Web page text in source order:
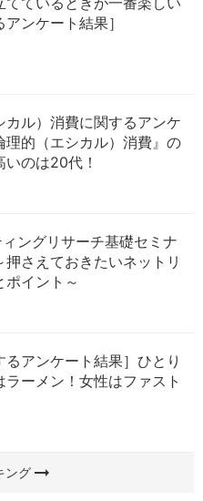
アンケート結果］
カル）消費に関するアンケ
理的（エシカル）消費』の
のは20代！
ングリサーチ基礎セミナ
さえておきたいネットリ
ポイント～
るアンケート結果］ひとり
ラーメン！女性はファスト
ングarrow_right_alt